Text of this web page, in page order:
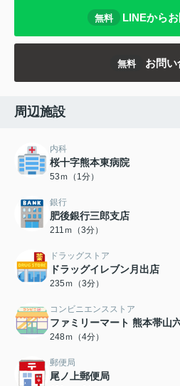
無料 LINEから
無料 お問い
周辺施設
内科
桜十字熊本東病院
53ｍ（1分）
銀行
肥後銀行三郎支店
211ｍ（3分）
ドラッグストア
ドラッグイレブン月出店
235ｍ（3分）
コンビニエンスストア
ファミリーマート 熊本帯山
248ｍ（4分）
郵便局
尾ノ上郵便局